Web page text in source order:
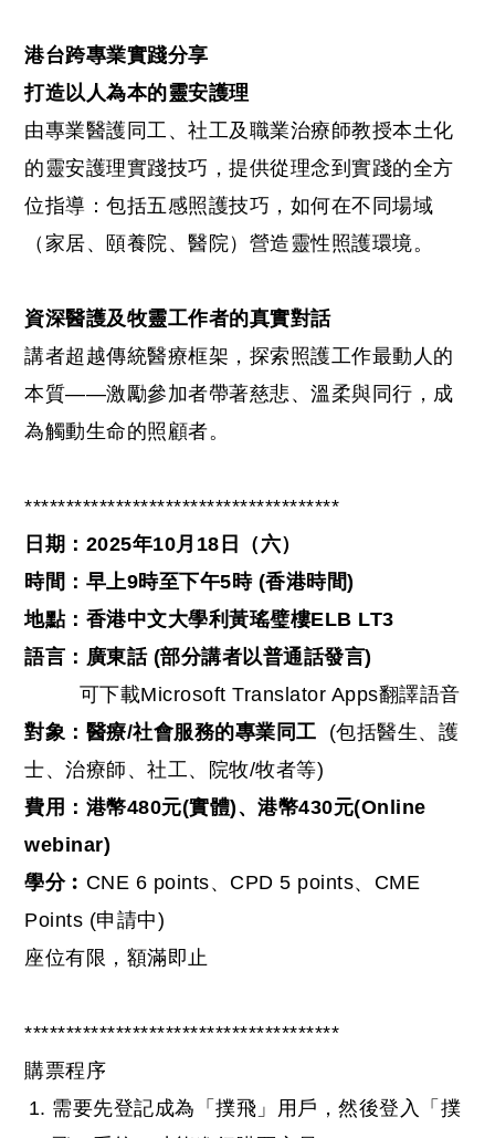
港台跨專業實踐分享
打造以人為本的靈安護理
由專業醫護同工、社工及職業治療師教授本土化
的靈安護理實踐技巧，提供從理念到實踐的全方
位指導：包括五感照護技巧，如何在不同場域
（家居、頤養院、醫院）營造靈性照護環境。
資深醫護及牧靈工作者的真實對話
講者超越傳統醫療框架，探索照護工作最動人的
本質——激勵參加者帶著慈悲、溫柔與同行，成
為觸動生命的照顧者。
**************************************
日期：2025年10月18日（六）
時間：早上9時至下午5時 (香港時間)
地點：香港中文大學利黃瑤璧樓ELB LT3
語言：廣東話 (部分講者以普通話發言)
可下載Microsoft Translator Apps翻譯語音
對象：醫療/社會服務的專業同工 (包括醫生、護
士、治療師、社工、院牧/牧者等)
費用：港幣480元(實體)、港幣430元(Online
webinar)
學分︰ CNE 6 points、CPD 5 points、CME
Points (申請中)
座位有限，額滿即止
**************************************
購票程序
需要先登記成為「撲飛」用戶，然後登入「撲